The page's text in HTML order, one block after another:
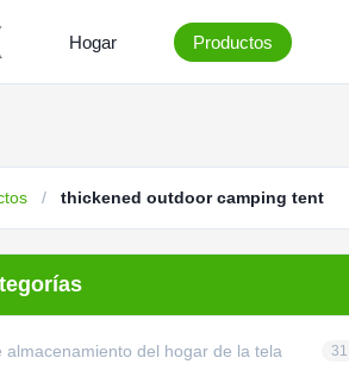
Hogar Productos
/ thickened outdoor camping tent
almacenamiento del hogar de la tela 31